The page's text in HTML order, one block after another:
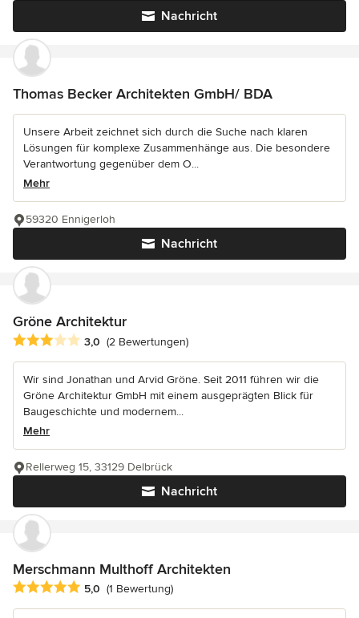
Nachricht
Thomas Becker Architekten GmbH/ BDA
Unsere Arbeit zeichnet sich durch die Suche nach klaren
Lösungen für komplexe Zusammenhänge aus. Die besondere
Verantwortung gegenüber dem O...
Mehr
Nachricht
59320 Ennigerloh
Gröne Architektur
Durchschnittliche Bewertung: 3 von 5 Sternen
3,0 (2 Bewertungen)
Wir sind Jonathan und Arvid Gröne. Seit 2011 führen wir die
Gröne Architektur GmbH mit einem ausgeprägten Blick für
Baugeschichte und modernem...
Mehr
Nachricht
Rellerweg 15, 33129 Delbrück
Merschmann Multhoff Architekten
Durchschnittliche Bewertung: 5 von 5 Sternen
5,0 (1 Bewertung)